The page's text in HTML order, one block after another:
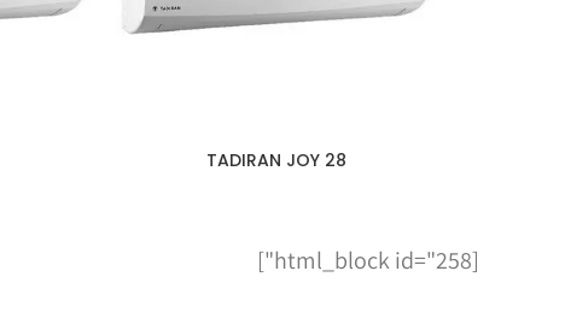
TADIRAN JOY 28
[html_block id="258"]